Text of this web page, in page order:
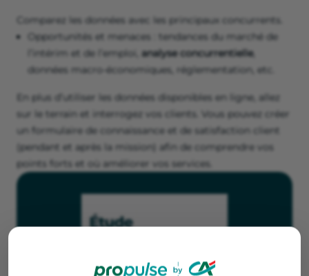
Comparez les données avec les principaux concurrents.
Opportunités et menaces : tendances du marché de
l’intérim et de l’emploi, analyse concurrentielle,
données macro-économiques, réglementation, etc.
En plus d’utiliser les données disponibles en ligne, allez
sur le terrain et interrogez vos clients. Vous pouvez créer
un formulaire de connaissance et de satisfaction client
(pendant et après la mission) afin de comprendre vos
points forts et où améliorer vos services.